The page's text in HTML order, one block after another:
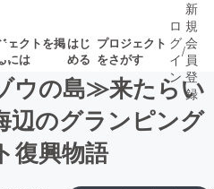
ェクトを掲
には
はじ
める
プロジェクト
をさがす
プロ募集終了が近いプ
ロ
グ
イ
ン
/
新
規
会
員
登
録
ウの島≫来たらい
辺のグランピング
復興物語